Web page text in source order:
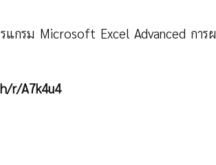
แกรม Microsoft Excel Advanced กา
r/A7k4u4